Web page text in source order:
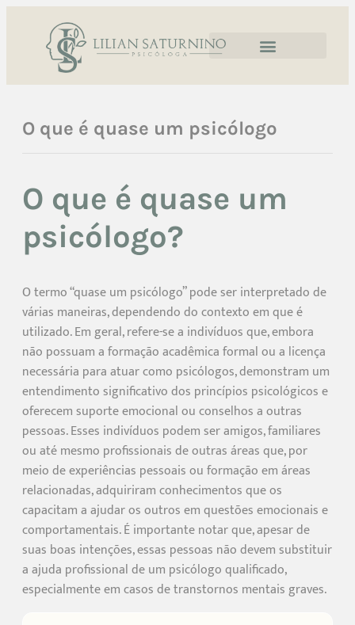
O que é quase um psicólogo
O que é quase um
psicólogo?
O termo “quase um psicólogo” pode ser interpretado de
várias maneiras, dependendo do contexto em que é
utilizado. Em geral, refere-se a indivíduos que, embora
não possuam a formação acadêmica formal ou a licença
necessária para atuar como psicólogos, demonstram um
entendimento significativo dos princípios psicológicos e
oferecem suporte emocional ou conselhos a outras
pessoas. Esses indivíduos podem ser amigos, familiares
ou até mesmo profissionais de outras áreas que, por
meio de experiências pessoais ou formação em áreas
relacionadas, adquiriram conhecimentos que os
capacitam a ajudar os outros em questões emocionais e
comportamentais. É importante notar que, apesar de
suas boas intenções, essas pessoas não devem substituir
a ajuda profissional de um psicólogo qualificado,
especialmente em casos de transtornos mentais graves.